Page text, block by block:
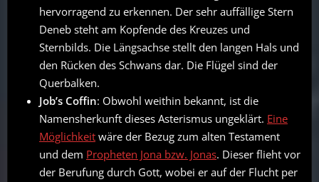
hervorragend zu erkennen. Der sehr auffällige Stern
Deneb steht am Kopfende des Kreuzes und
Sternbilds. Die Längsachse stellt den langen Hals und
den Rücken des Schwans dar. Die Flügel sind der
Querbalken.
Job’s Coffin: Obwohl weithin bekannt, ist die
Namensherkunft dieses Asterismus ungeklärt. Eine
Möglichkeit wäre der Bezug zum alten Testament
und dem Propheten Jona bzw. Jonas. Dieser flieht vor
der Berufung durch Gott, wobei er auf der Flucht per